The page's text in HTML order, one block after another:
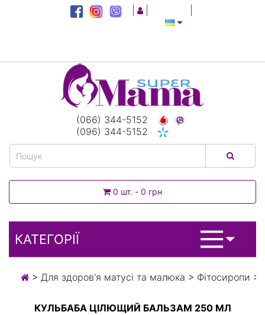
(066) 344-5152
(096) 344-5152
0 шт. - 0 грн
КАТЕГОРІЇ
> Для здоров'я матусі та малюка > Фітосиропи >
КУЛЬБАБА ЦІЛЮЩИЙ БАЛЬЗАМ 250 МЛ